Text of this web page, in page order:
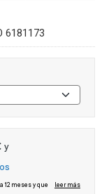
6181173